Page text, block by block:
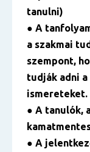
tanulni)
● A
a szakmai
szempont,
tudják adni
ismereteket.
● A tanulók,
● A